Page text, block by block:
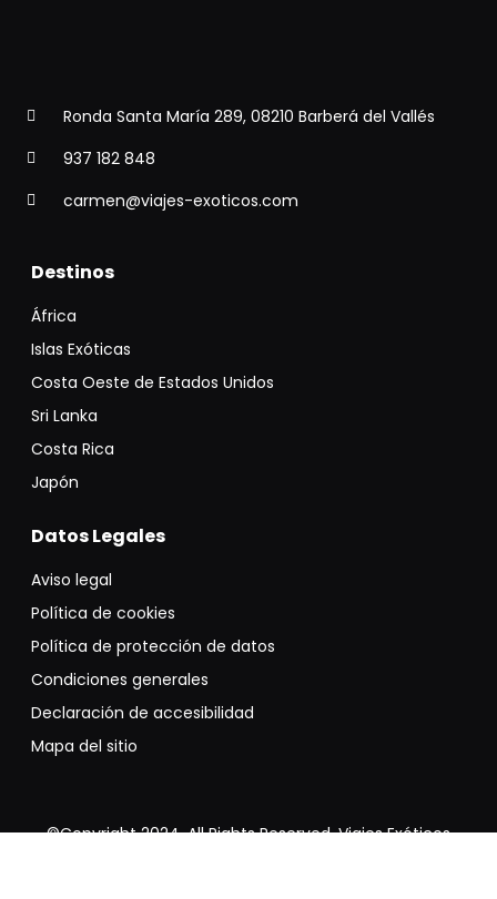
Ronda Santa María 289, 08210 Barberá del Vallés
937 182 848
carmen@viajes-exoticos.com
Destinos
África
Islas Exóticas
Costa Oeste de Estados Unidos
Sri Lanka
Costa Rica
Japón
Datos Legales
Aviso legal
Política de cookies
Política de protección de datos
Condiciones generales
Declaración de accesibilidad
Mapa del sitio
©Copyright 2024. All Rights Reserved. Viajes Exóticos